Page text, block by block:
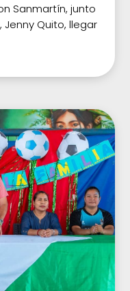
Sanmartín, junto
Quito, llegar